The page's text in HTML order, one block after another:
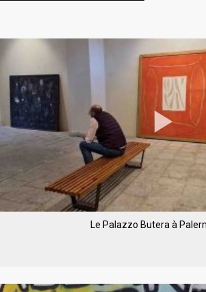
Le Palazzo Butera à